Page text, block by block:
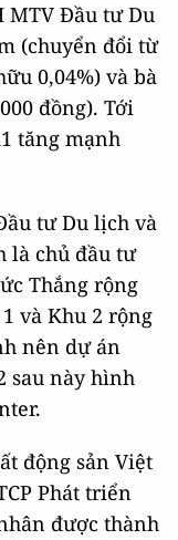
MTV Đầu tư Du
(chuyển đổi từ
0,04%) và bà
đồng). Tới
tăng mạnh
tư Du lịch và
là chủ đầu tư
Thắng rộng
và Khu 2 rộng
nên dự án
sau này hình
động sản Việt
Phát triển
được thành